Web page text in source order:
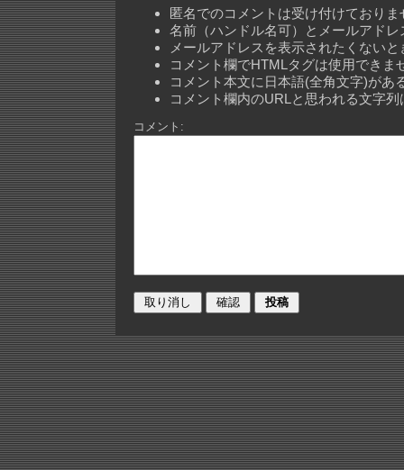
匿名でのコメントは受け付けておりま
名前（ハンドル名可）とメールアド
メールアドレスを表示されたくない
コメント欄でHTMLタグは使用できま
コメント本文に日本語(全角文字)があ
コメント欄内のURLと思われる文字
コメント: